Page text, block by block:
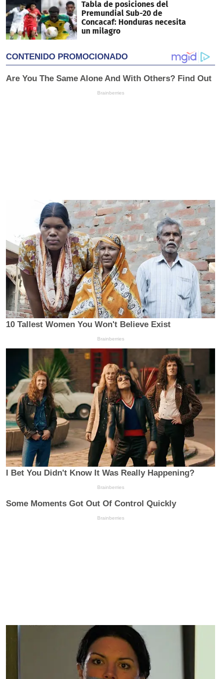
Tabla de posiciones del
Premundial Sub-20 de
Concacaf: Honduras necesita
un milagro